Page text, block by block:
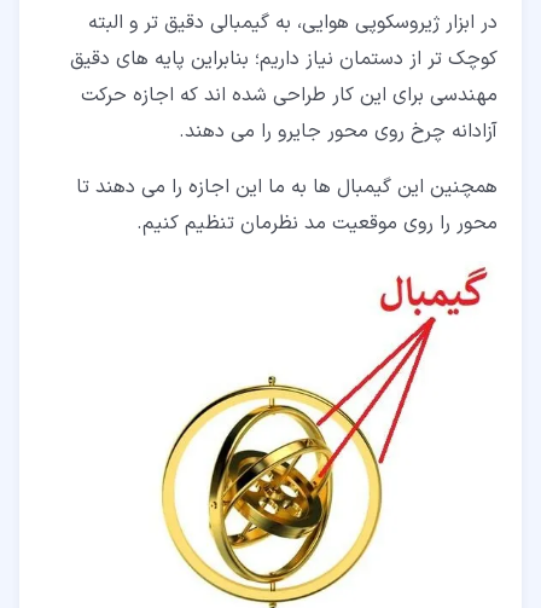
در ابزار ژیروسکوپی هوایی، به گیمبالی دقیق تر و البته
کوچک تر از دستمان نیاز داریم؛ بنابراین پایه های دقیق
مهندسی برای این کار طراحی شده اند که اجازه حرکت
آزادانه چرخ روی محور جایرو را می دهند.
همچنین این گیمبال ها به ما این اجازه را می دهند تا
محور را روی موقعیت مد نظرمان تنظیم کنیم.